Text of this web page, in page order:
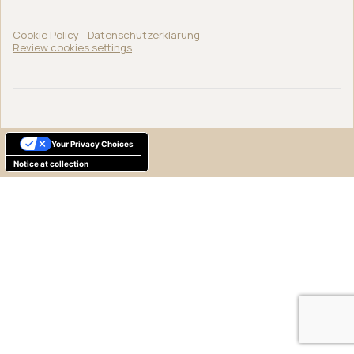
Cookie Policy - Datenschutzerklärung -
Review cookies settings
Notice at collection
Your Privacy Choices